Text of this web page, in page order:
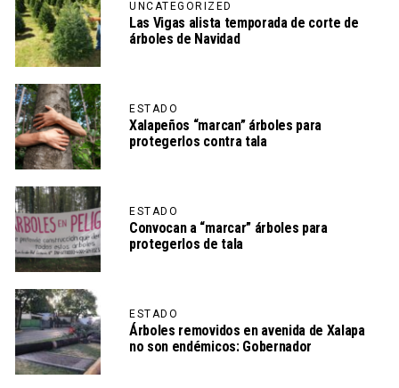
UNCATEGORIZED
Las Vigas alista temporada de corte de
árboles de Navidad
ESTADO
Xalapeños “marcan” árboles para
protegerlos contra tala
ESTADO
Convocan a “marcar” árboles para
protegerlos de tala
ESTADO
Árboles removidos en avenida de Xalapa
no son endémicos: Gobernador